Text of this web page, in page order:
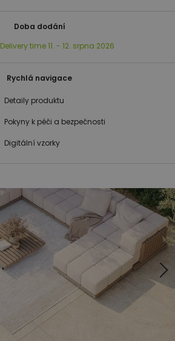
Doba dodání
Delivery time 11. - 12. srpna 2026
Rychlá navigace
Detaily produktu
Pokyny k péči a bezpečnosti
Digitální vzorky